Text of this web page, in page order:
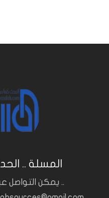
المسلة ..
.. يمكن التواصل